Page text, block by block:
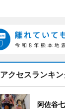
アクセスランキ
阿佐谷